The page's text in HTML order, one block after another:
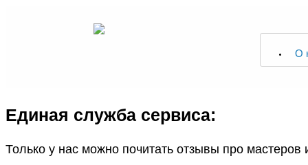
О
Единая служба сервиса:
Только у нас можно почитать отзывы про мастеров